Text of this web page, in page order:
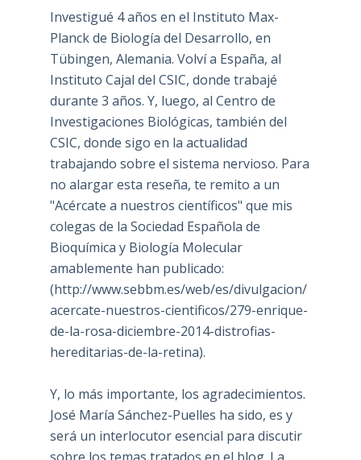
Investigué 4 años en el Instituto Max-
Planck de Biología del Desarrollo, en
Tübingen, Alemania. Volví a España, al
Instituto Cajal del CSIC, donde trabajé
durante 3 años. Y, luego, al Centro de
Investigaciones Biológicas, también del
CSIC, donde sigo en la actualidad
trabajando sobre el sistema nervioso. Para
no alargar esta reseña, te remito a un
"Acércate a nuestros científicos" que mis
colegas de la Sociedad Española de
Bioquímica y Biología Molecular
amablemente han publicado:
(http://www.sebbm.es/web/es/divulgacion/
acercate-nuestros-cientificos/279-enrique-
de-la-rosa-diciembre-2014-distrofias-
hereditarias-de-la-retina).
Y, lo más importante, los agradecimientos.
José María Sánchez-Puelles ha sido, es y
será un interlocutor esencial para discutir